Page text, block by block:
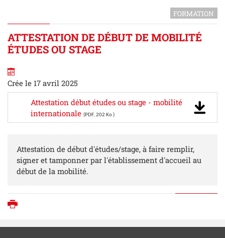
FORMATION
ATTESTATION DE DÉBUT DE MOBILITÉ
ÉTUDES OU STAGE
Crée le 17 avril 2025
Attestation début études ou stage - mobilité
internationale (PDF, 202 Ko )
Attestation de début d'études/stage, à faire remplir,
signer et tamponner par l'établissement d'accueil au
début de la mobilité.